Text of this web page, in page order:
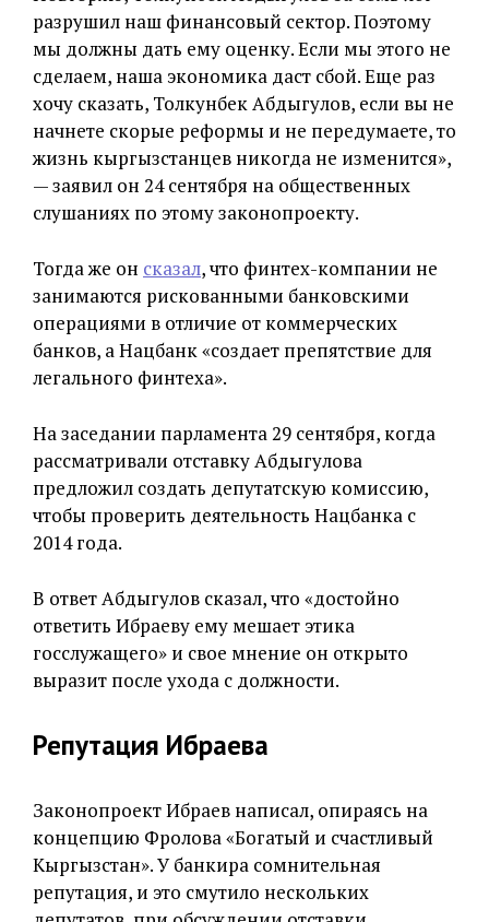
разрушил наш финансовый сектор. Поэтому
мы должны дать ему оценку. Если мы этого не
сделаем, наша экономика даст сбой. Еще раз
хочу сказать, Толкунбек Абдыгулов, если вы не
начнете скорые реформы и не передумаете, то
жизнь кыргызстанцев никогда не изменится»,
— заявил он 24 сентября на общественных
слушаниях по этому законопроекту.
Тогда же он сказал, что финтех-компании не
занимаются рискованными банковскими
операциями в отличие от коммерческих
банков, а Нацбанк «создает препятствие для
легального финтеха».
На заседании парламента 29 сентября, когда
рассматривали отставку Абдыгулова
предложил создать депутатскую комиссию,
чтобы проверить деятельность Нацбанка с
2014 года.
В ответ Абдыгулов сказал, что «достойно
ответить Ибраеву ему мешает этика
госслужащего» и свое мнение он открыто
выразит после ухода с должности.
Репутация Ибраева
Законопроект Ибраев написал, опираясь на
концепцию Фролова «Богатый и счастливый
Кыргызстан». У банкира сомнительная
репутация, и это смутило нескольких